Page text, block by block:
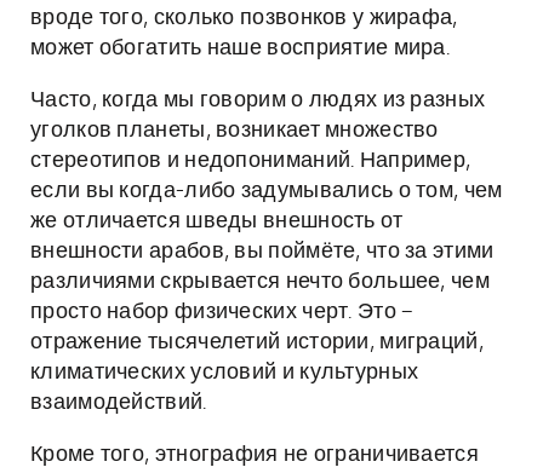
вроде того, сколько позвонков у жирафа,
может обогатить наше восприятие мира.
Часто, когда мы говорим о людях из разных
уголков планеты, возникает множество
стереотипов и недопониманий. Например,
если вы когда-либо задумывались о том, чем
же отличается шведы внешность от
внешности арабов, вы поймёте, что за этими
различиями скрывается нечто большее, чем
просто набор физических черт. Это –
отражение тысячелетий истории, миграций,
климатических условий и культурных
взаимодействий.
Кроме того, этнография не ограничивается